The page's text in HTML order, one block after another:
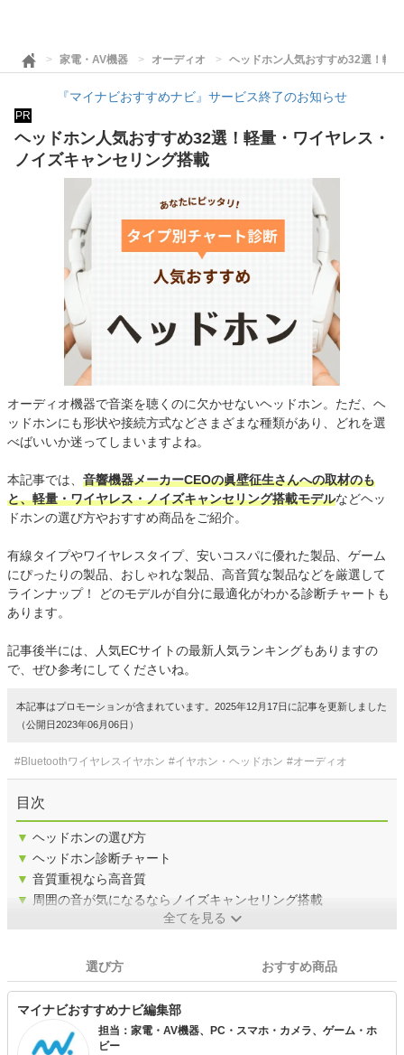
家電・AV機器 オーディオ ヘッドホン人気おすすめ32選！軽
『マイナビおすすめナビ』サービス終了のお知らせ
PR
ヘッドホン人気おすすめ32選！軽量・ワイヤレス・
ノイズキャンセリング搭載
オーディオ機器で音楽を聴くのに欠かせないヘッドホン。ただ、ヘ
ッドホンにも形状や接続方式などさまざまな種類があり、どれを選
べばいいか迷ってしまいますよね。
本記事では、 音響機器メーカーCEOの眞壁征生さんへの取材のも
と、軽量・ワイヤレス・ノイズキャンセリング搭載モデルなどヘッ
ドホンの選び方やおすすめ商品をご紹介。
有線タイプやワイヤレスタイプ、安いコスパに優れた製品、ゲーム
にぴったりの製品、おしゃれな製品、高音質な製品などを厳選して
ラインナップ！ どのモデルが自分に最適化がわかる診断チャートも
あります。
記事後半には、人気ECサイトの最新人気ランキングもありますの
で、ぜひ参考にしてくださいね。
本記事はプロモーションが含まれています。2025年12月17日に記事を更新しました
（公開日2023年06月06日）
#Bluetoothワイヤレスイヤホン #イヤホン・ヘッドホン #オーディオ
目次
▼ ヘッドホンの選び方
▼ ヘッドホン診断チャート
▼ 音質重視なら高音質
▼ 周囲の音が気になるならノイズキャンセリング搭載
全てを見る
選び方 おすすめ商品
マイナビおすすめナビ編集部
担当：家電・AV機器、PC・スマホ・カメラ、ゲーム・ホ
ビー